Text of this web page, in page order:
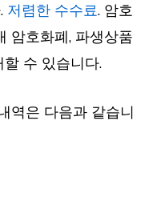
저렴한 수수료. 암호
암호화폐, 파생상품
수 있습니다.
역은 다음과 같습니